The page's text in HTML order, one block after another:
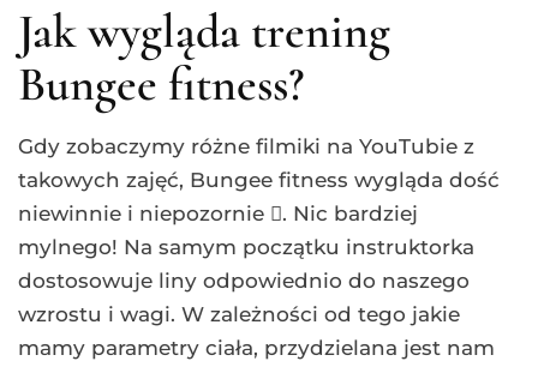
Jak wygląda trening
Bungee fitness?
Gdy zobaczymy różne filmiki na YouTubie z
takowych zajęć, Bungee fitness wygląda dość
niewinnie i niepozornie . Nic bardziej
mylnego! Na samym początku instruktorka
dostosowuje liny odpowiednio do naszego
wzrostu i wagi. W zależności od tego jakie
mamy parametry ciała, przydzielana jest nam